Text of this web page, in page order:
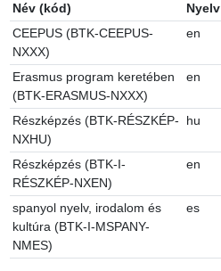
Név (kód) Nyelv
CEEPUS (BTK-CEEPUS-
NXXX)
en
Erasmus program keretében
(BTK-ERASMUS-NXXX)
en
Részképzés (BTK-RÉSZKÉP-
NXHU)
hu
Részképzés (BTK-I-
RÉSZKÉP-NXEN)
en
spanyol nyelv, irodalom és
kultúra (BTK-I-MSPANY-
NMES)
es